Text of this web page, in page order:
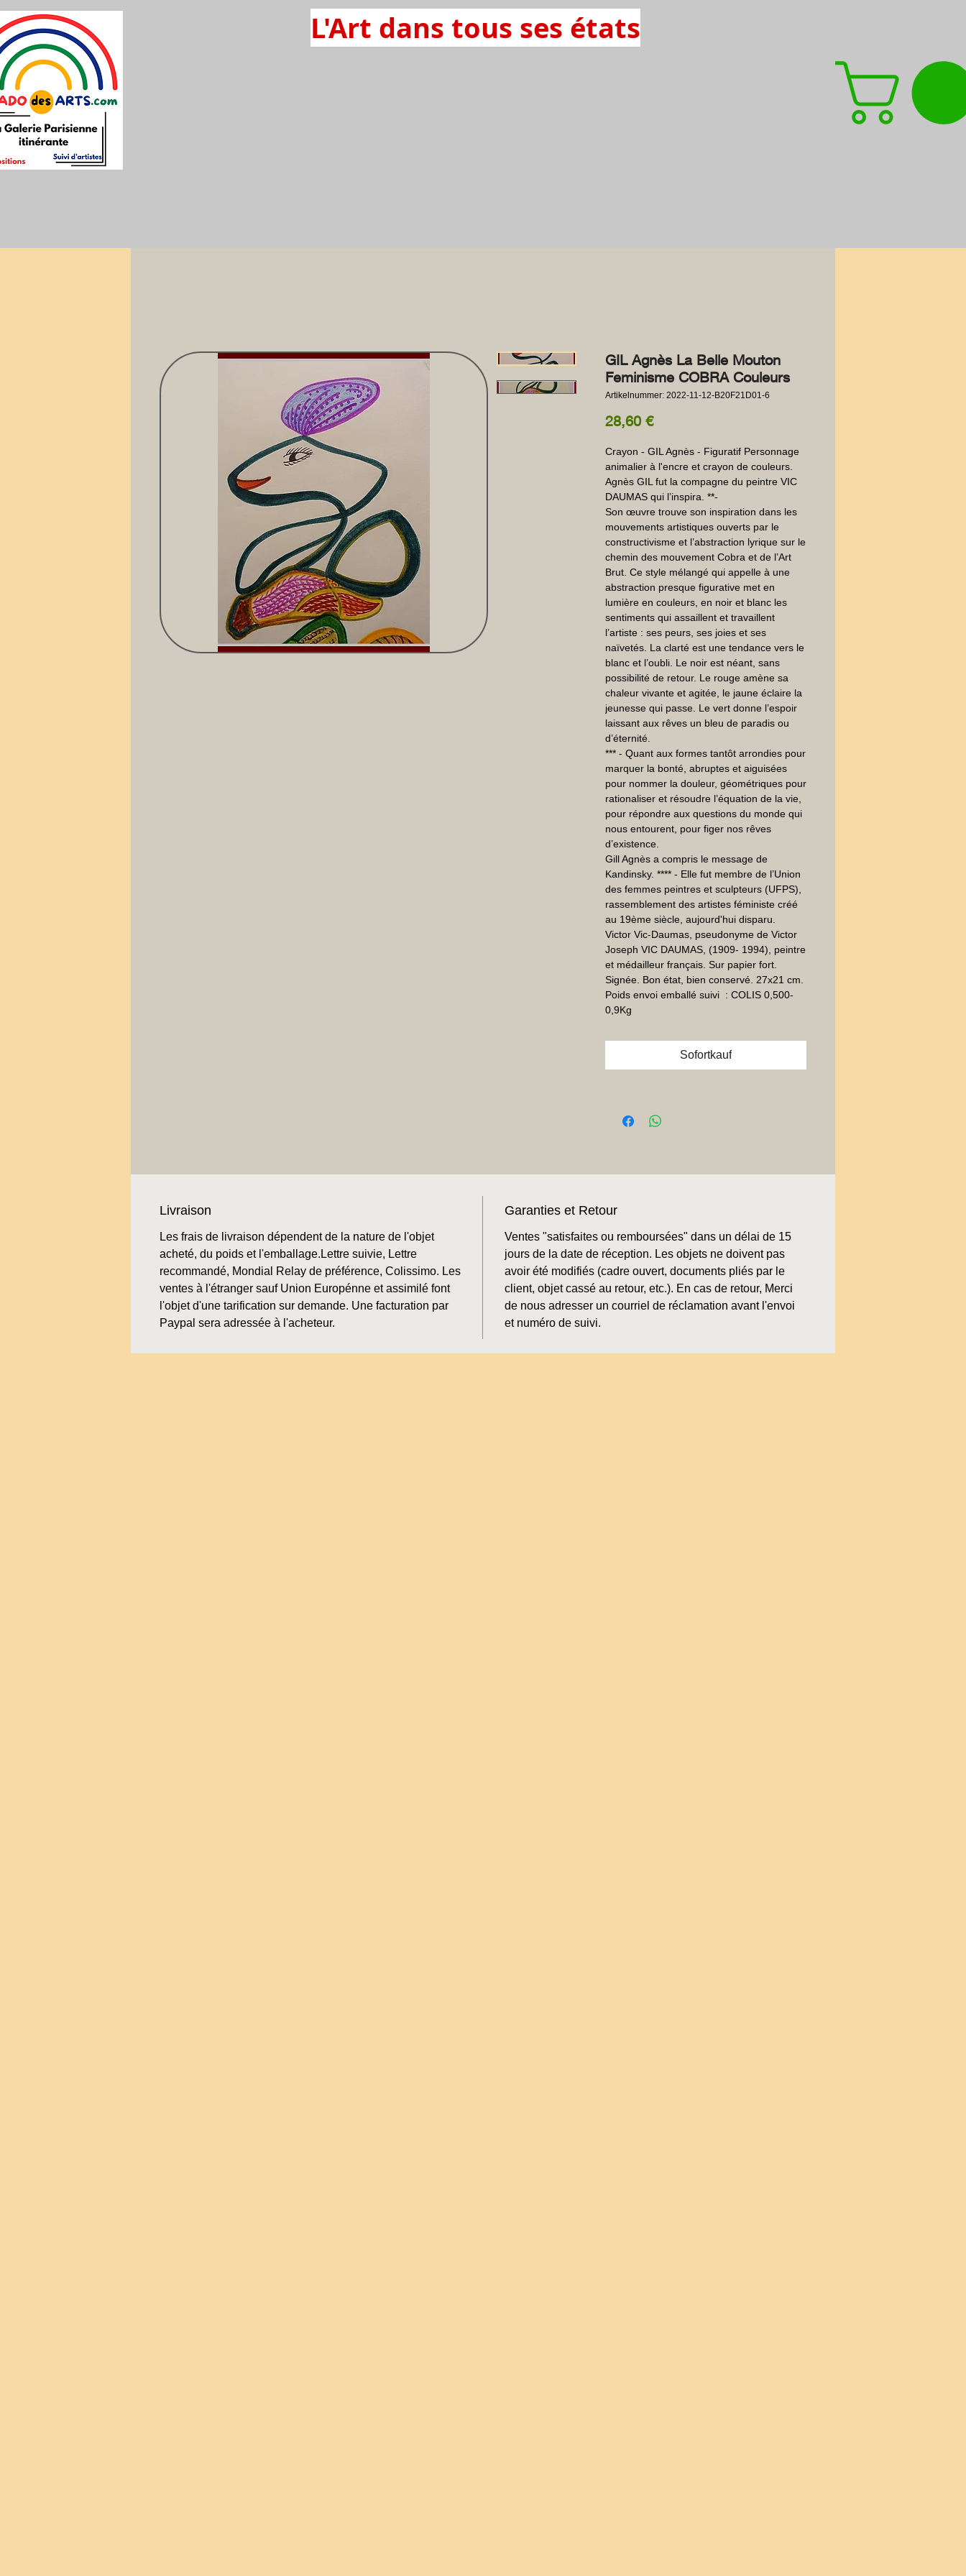
L'Art dans tous ses états
GIL Agnès La Belle Mouton
Feminisme COBRA Couleurs
Artikelnummer: 2022-11-12-B20F21D01-6
28,60 €Preis
Crayon - GIL Agnès - Figuratif Personnage
animalier à l'encre et crayon de couleurs.
Agnès GIL fut la compagne du peintre VIC
DAUMAS qui l’inspira. **-
Son œuvre trouve son inspiration dans les
mouvements artistiques ouverts par le
constructivisme et l’abstraction lyrique sur le
chemin des mouvement Cobra et de l’Art
Brut. Ce style mélangé qui appelle à une
abstraction presque figurative met en
lumière en couleurs, en noir et blanc les
sentiments qui assaillent et travaillent
l’artiste : ses peurs, ses joies et ses
naïvetés. La clarté est une tendance vers le
blanc et l’oubli. Le noir est néant, sans
possibilité de retour. Le rouge amène sa
chaleur vivante et agitée, le jaune éclaire la
jeunesse qui passe. Le vert donne l’espoir
laissant aux rêves un bleu de paradis ou
d’éternité.
*** - Quant aux formes tantôt arrondies pour
marquer la bonté, abruptes et aiguisées
pour nommer la douleur, géométriques pour
rationaliser et résoudre l’équation de la vie,
pour répondre aux questions du monde qui
nous entourent, pour figer nos rêves
d’existence.
Gill Agnès a compris le message de
Kandinsky. **** - Elle fut membre de l’Union
des femmes peintres et sculpteurs (UFPS),
rassemblement des artistes féministe créé
au 19ème siècle, aujourd'hui disparu.
Victor Vic-Daumas, pseudonyme de Victor
Joseph VIC DAUMAS, (1909- 1994), peintre
et médailleur français. Sur papier fort.
Signée. Bon état, bien conservé. 27x21 cm.
Poids envoi emballé suivi  : COLIS 0,500-
0,9Kg
Sofortkauf
Livraison
Les frais de livraison dépendent de la nature de l'objet
acheté, du poids et l'emballage.Lettre suivie, Lettre
recommandé, Mondial Relay de préférence, Colissimo. Les
ventes à l'étranger sauf Union Europénne et assimilé font
l'objet d'une tarification sur demande. Une facturation par
Paypal sera adressée à l'acheteur.
Garanties et Retour
Ventes "satisfaites ou remboursées" dans un délai de 15
jours de la date de réception. Les objets ne doivent pas
avoir été modifiés (cadre ouvert, documents pliés par le
client, objet cassé au retour, etc.). En cas de retour, Merci
de nous adresser un courriel de réclamation avant l'envoi
et numéro de suivi.